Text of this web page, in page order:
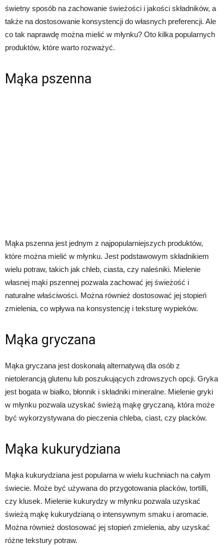
świetny sposób na zachowanie świeżości i jakości składników, a
także na dostosowanie konsystencji do własnych preferencji. Ale
co tak naprawdę można mielić w młynku? Oto kilka popularnych
produktów, które warto rozważyć.
Mąka pszenna
Mąka pszenna jest jednym z najpopularniejszych produktów,
które można mielić w młynku. Jest podstawowym składnikiem
wielu potraw, takich jak chleb, ciasta, czy naleśniki. Mielenie
własnej mąki pszennej pozwala zachować jej świeżość i
naturalne właściwości. Można również dostosować jej stopień
zmielenia, co wpływa na konsystencję i teksturę wypieków.
Mąka gryczana
Mąka gryczana jest doskonałą alternatywą dla osób z
nietolerancją glutenu lub poszukujących zdrowszych opcji. Gryka
jest bogata w białko, błonnik i składniki mineralne. Mielenie gryki
w młynku pozwala uzyskać świeżą mąkę gryczaną, która może
być wykorzystywana do pieczenia chleba, ciast, czy placków.
Mąka kukurydziana
Mąka kukurydziana jest popularna w wielu kuchniach na całym
świecie. Może być używana do przygotowania placków, tortilli,
czy klusek. Mielenie kukurydzy w młynku pozwala uzyskać
świeżą mąkę kukurydzianą o intensywnym smaku i aromacie.
Można również dostosować jej stopień zmielenia, aby uzyskać
różne tekstury potraw.